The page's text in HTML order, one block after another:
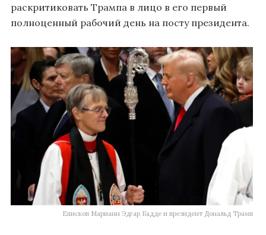
раскритиковать Трампа в лицо в его первый
полноценный рабочий день на посту президента.
Епископ Марианн Эдгар Бадде и президент Дональд Трамп